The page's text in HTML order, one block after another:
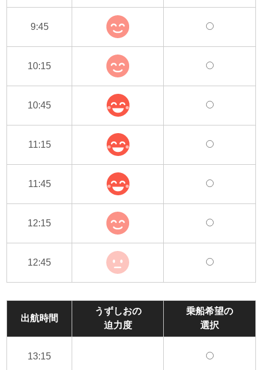
9:45
10:15
10:45
11:15
11:45
12:15
12:45
出航時間
うずしおの
迫力度
乗船希望の
選択
13:15